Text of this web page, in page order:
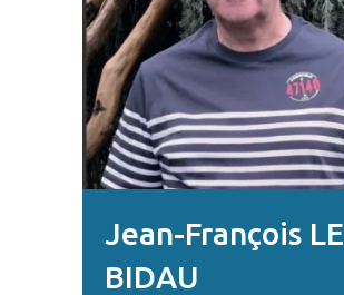
Jean-François LE
BIDAU